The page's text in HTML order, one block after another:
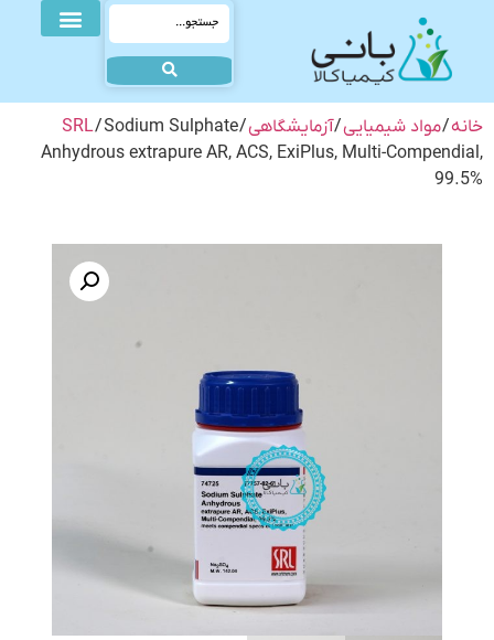
خانه/مواد شیمیایی/آزمایشگاهی/
SRL/ Sodium Sulphate
Anhydrous extrapure AR, ACS, ExiPlus, Multi-Compendial,
99.5%